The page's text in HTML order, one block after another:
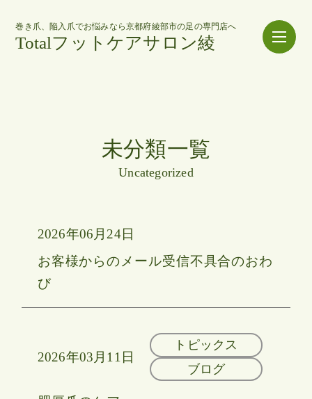
巻き爪、陥入爪でお悩みなら京都府綾部市の足の専門店へ
Totalフットケアサロン綾
未分類一覧
Uncategorized
2026年06月24日
お客様からのメール受信不具合のおわ
び
2026年03月11日
トピックス
ブログ